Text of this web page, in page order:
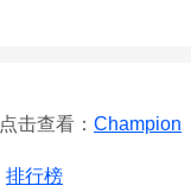
击查看： Champion
排行榜